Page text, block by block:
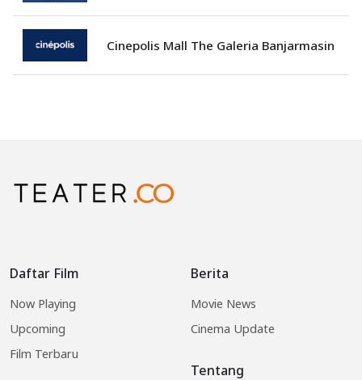
Cinepolis Mall The Galeria Banjarmasin
Daftar Film
Now Playing
Upcoming
Film Terbaru
Berita
Movie News
Cinema Update
Tentang